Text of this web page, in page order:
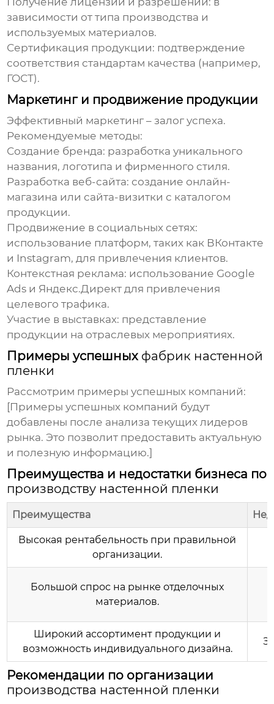
зависимости от типа производства и
используемых материалов.
Сертификация продукции: подтверждение
соответствия стандартам качества (например,
ГОСТ).
Маркетинг и продвижение продукции
Эффективный маркетинг – залог успеха.
Рекомендуемые методы:
Создание бренда: разработка уникального
названия, логотипа и фирменного стиля.
Разработка веб-сайта: создание онлайн-
магазина или сайта-визитки с каталогом
продукции.
Продвижение в социальных сетях:
использование платформ, таких как ВКонтакте
и Instagram, для привлечения клиентов.
Контекстная реклама: использование Google
Ads и Яндекс.Директ для привлечения
целевого трафика.
Участие в выставках: представление
продукции на отраслевых мероприятиях.
Примеры успешных фабрик настенной
пленки
Рассмотрим примеры успешных компаний:
[Примеры успешных компаний будут
добавлены после анализа текущих лидеров
рынка. Это позволит предоставить актуальную
и полезную информацию.]
Преимущества и недостатки бизнеса по
производству настенной пленки
Преимущества
Высокая рентабельность при правильной
организации.
Большой спрос на рынке отделочных
материалов.
Широкий ассортимент продукции и
возможность индивидуального дизайна.
Рекомендации по организации
производства настенной пленки